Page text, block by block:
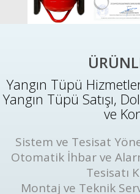
Yangın Tüpü
Yangın Tüpü Satışı,
ve
Sistem ve Tesisat
Otomatik İhbar ve
Tesisatı
Montaj ve Teknik